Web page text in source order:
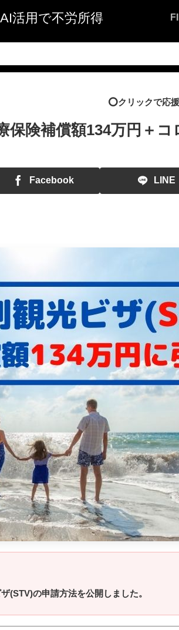
活用で不労所得
⭕️クリックで応
険補償額134万円＋コ
Facebook LINE
(STV)の申請方法を公開しました。